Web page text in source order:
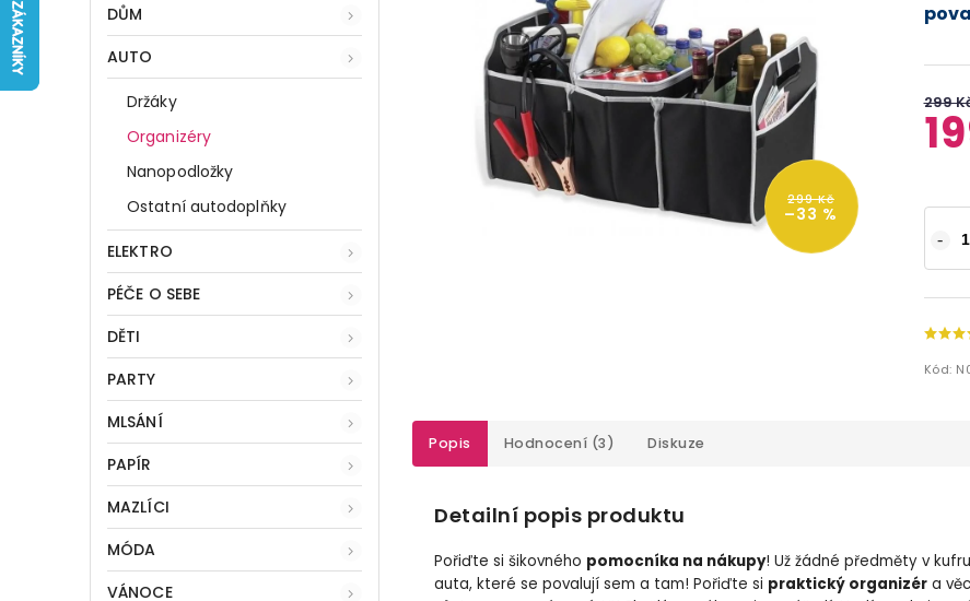
DŮM
AUTO
Držáky
Organizéry
Nanopodložky
Ostatní autodoplňky
ELEKTRO
PÉČE O SEBE
DĚTI
PARTY
MLSÁNÍ
PAPÍR
MAZLÍCI
MÓDA
VÁNOCE
299 Kč
–33 %
299
Kód:
Popis Hodnocení (3) Diskuze
Detailní popis produktu
Pořiďte si šikovného pomocníka na nákupy! Už žádné předměty v kufru
auta, které se povalují sem a tam! Pořiďte si praktický organizér a